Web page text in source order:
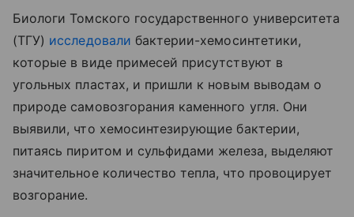
Биологи Томского государственного университета
(ТГУ) исследовали бактерии-хемосинтетики,
которые в виде примесей присутствуют в
угольных пластах, и пришли к новым выводам о
природе самовозгорания каменного угля. Они
выявили, что хемосинтезирующие бактерии,
питаясь пиритом и сульфидами железа, выделяют
значительное количество тепла, что провоцирует
возгорание.